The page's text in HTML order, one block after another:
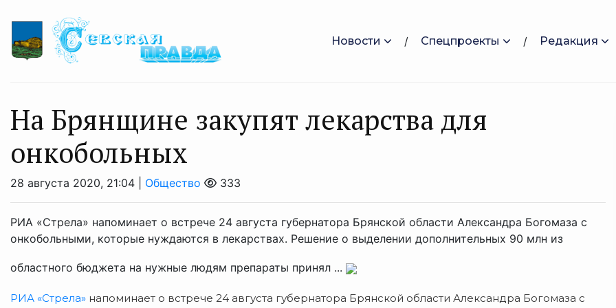
Новости Спецпроекты Редакция
На Брянщине закупят лекарства для
онкобольных
28 августа 2020, 21:04 | Общество 333
РИА «Стрела» напоминает о встрече 24 августа губернатора Брянской области Александра Богомаза с
онкобольными, которые нуждаются в лекарствах. Решение о выделении дополнительных 90 млн из
областного бюджета на нужные людям препараты принял ...
РИА «Стрела» напоминает о встрече 24 августа губернатора Брянской области Александра Богомаза с